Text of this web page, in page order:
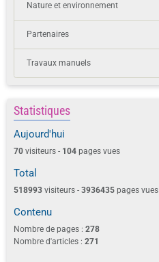
Nature et environnement
Partenaires
Travaux manuels
Statistiques
Aujourd'hui
70 visiteurs - 104 pages vues
Total
518993 visiteurs - 3936435 pages vues
Contenu
Nombre de pages : 278
Nombre d'articles : 271